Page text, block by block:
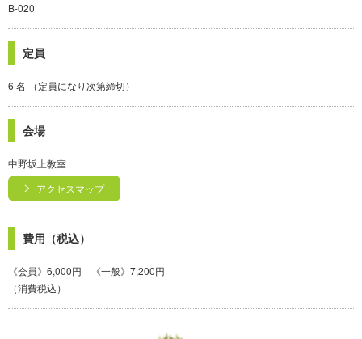
B-020
定員
6 名 （定員になり次第締切）
会場
中野坂上教室
アクセスマップ
費用（税込）
《会員》6,000円 《一般》7,200円
（消費税込）